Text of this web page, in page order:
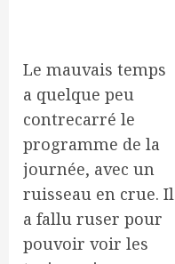
Le mauvais temps
a quelque peu
contrecarré le
programme de la
journée, avec un
ruisseau en crue. Il
a fallu ruser pour
pouvoir voir les